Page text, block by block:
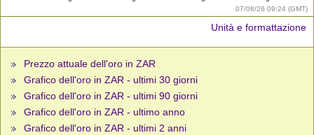
07/08/26 09:24 (GMT)
Unità e formattazione
Prezzo attuale dell'oro in ZAR
Grafico dell'oro in ZAR - ultimi 30 giorni
Grafico dell'oro in ZAR - ultimi 90 giorni
Grafico dell'oro in ZAR - ultimo anno
Grafico dell'oro in ZAR - ultimi 2 anni